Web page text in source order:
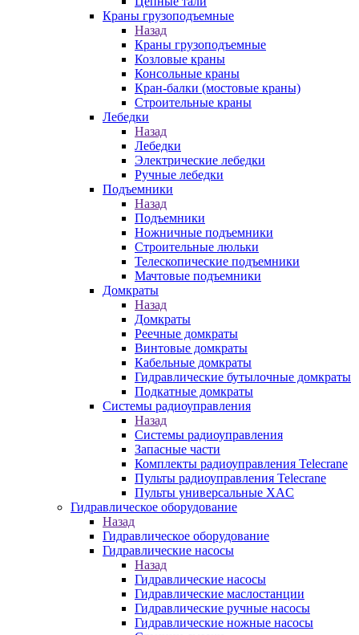
Краны грузоподъемные
Назад
Краны грузоподъемные
Козловые краны
Консольные краны
Кран-балки (мостовые краны)
Строительные краны
Лебедки
Назад
Лебедки
Электрические лебедки
Ручные лебедки
Подъемники
Назад
Подъемники
Ножничные подъемники
Строительные люльки
Телескопические подъемники
Мачтовые подъемники
Домкраты
Назад
Домкраты
Реечные домкраты
Винтовые домкраты
Кабельные домкраты
Гидравлические бутылочные домкраты
Подкатные домкраты
Системы радиоуправления
Назад
Системы радиоуправления
Запасные части
Комплекты радиоуправления Telecrane
Пульты радиоуправления Telecrane
Пульты универсальные XAC
Гидравлическое оборудование
Назад
Гидравлическое оборудование
Гидравлические насосы
Назад
Гидравлические насосы
Гидравлические маслостанции
Гидравлические ручные насосы
Гидравлические ножные насосы